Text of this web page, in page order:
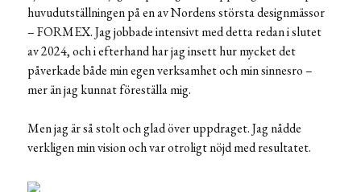
huvudutställningen på en av Nordens största designmässor
– FORMEX. Jag jobbade intensivt med detta redan i slutet
av 2024, och i efterhand har jag insett hur mycket det
påverkade både min egen verksamhet och min sinnesro –
mer än jag kunnat föreställa mig.
Men jag är så stolt och glad över uppdraget. Jag nådde
verkligen min vision och var otroligt nöjd med resultatet.